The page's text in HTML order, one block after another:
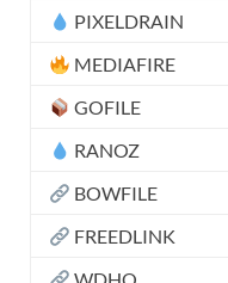
PIXELDRAIN
MEDIAFIRE
GOFILE
RANOZ
BOWFILE
FREEDLINK